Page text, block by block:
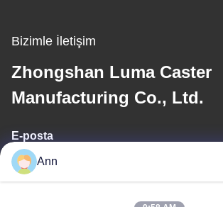
Bizimle İletişim
Zhongshan Luma Caster
Manufacturing Co., Ltd.
E-posta
ann@industrialwheelcasters.com
Ann